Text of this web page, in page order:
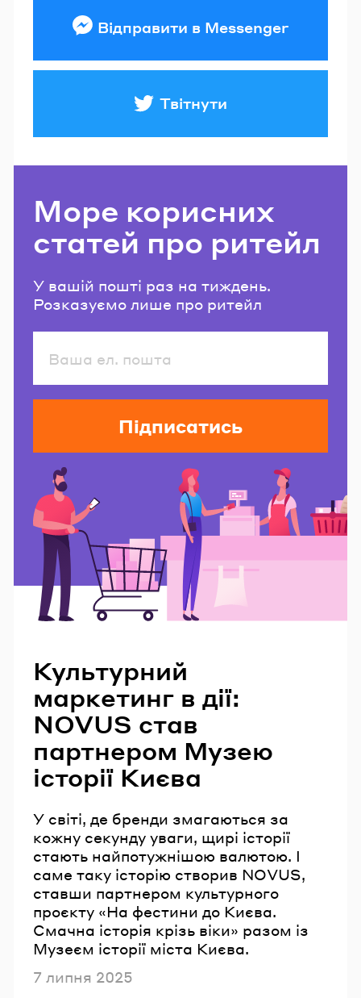
Відправити в Messenger
Твітнути
Море корисних
статей про ритейл
У вашій пошті раз на тиждень.
Розказуємо лише про ритейл
Підписатись
Культурний
маркетинг в дії:
NOVUS став
партнером Музею
історії Києва
У світі, де бренди змагаються за
кожну секунду уваги, щирі історії
стають найпотужнішою валютою. І
саме таку історію створив NOVUS,
ставши партнером культурного
проєкту «На фестини до Києва.
Смачна історія крізь віки» разом із
Музеєм історії міста Києва.
Опубліковано
7 липня 2025